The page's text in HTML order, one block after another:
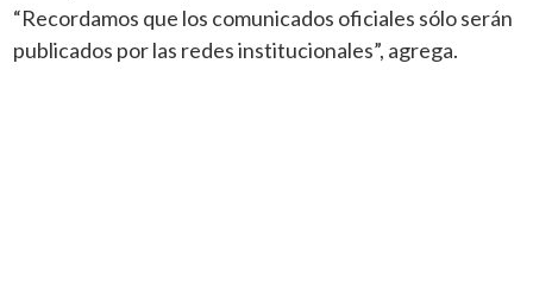
“Recordamos que los comunicados oficiales sólo serán
publicados por las redes institucionales”, agrega.